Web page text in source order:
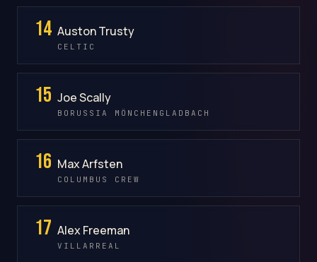
14 Auston Trusty
CELTIC
15 Joe Scally
BORUSSIA MÖNCHENGLADBACH
16 Max Arfsten
COLUMBUS CREW
17 Alex Freeman
VILLARREAL